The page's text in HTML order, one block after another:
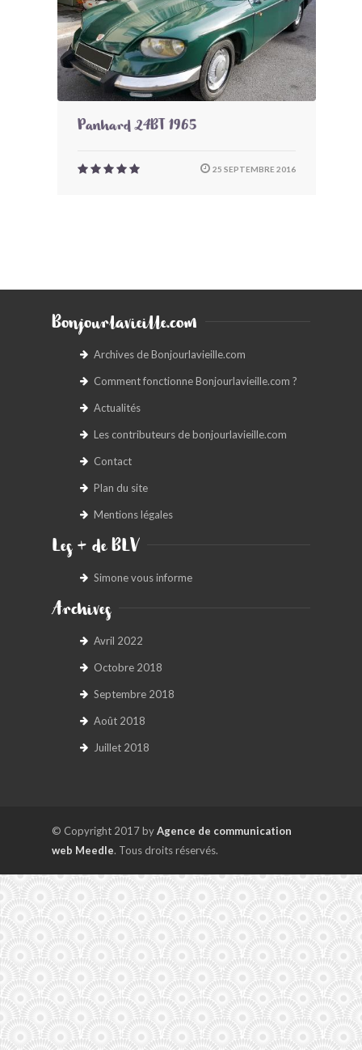
MODÈLES ET MARQUES
COMMENT FONCTIONNE BLV ?
Panhard 24BT 1965
25 SEPTEMBRE 2016
Bonjourlavieille.com
Archives de Bonjourlavieille.com
Comment fonctionne Bonjourlavieille.com ?
Actualités
Les contributeurs de bonjourlavieille.com
Contact
Plan du site
Mentions légales
Les + de BLV
Simone vous informe
Archives
Avril 2022
Octobre 2018
Septembre 2018
Août 2018
Juillet 2018
© Copyright 2017 byAgence de communication
web Meedle. Tous droits réservés.